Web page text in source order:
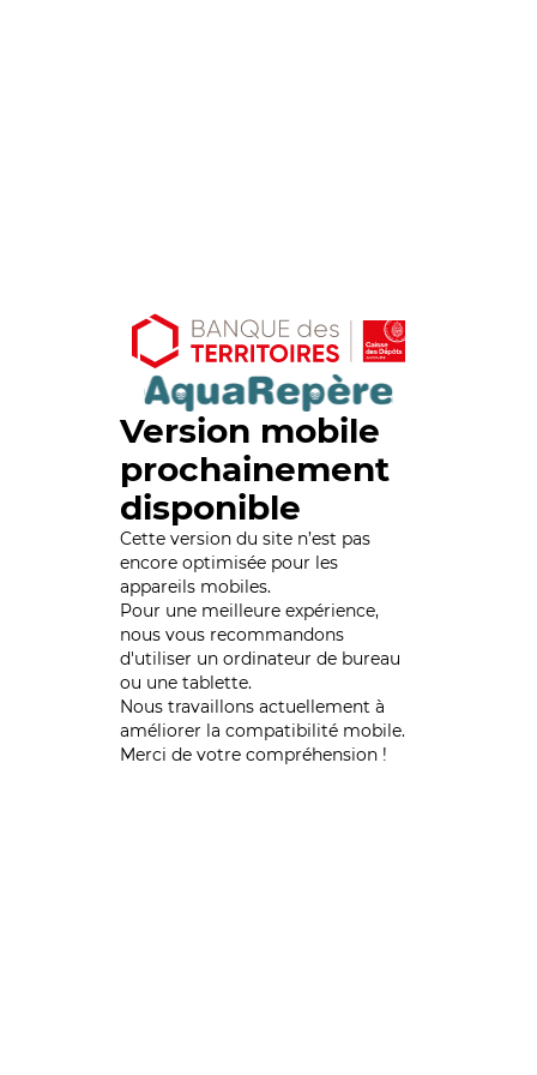
Version mobile
prochainement
disponible
Cette version du site n’est pas
encore optimisée pour les
appareils mobiles.
Pour une meilleure expérience,
nous vous recommandons
d'utiliser un ordinateur de bureau
ou une tablette.
Nous travaillons actuellement à
améliorer la compatibilité mobile.
Merci de votre compréhension !